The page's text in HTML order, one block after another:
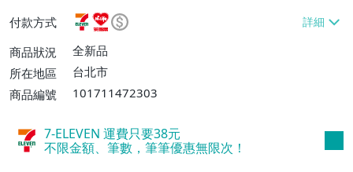
或消費滿$1298免運費】、7-ELEVEN取貨
不付款【免運費】、萊爾富取貨付款【單件
運費$60、滿5件或消費滿$1298免運
費】、宅配/貨運【單件運費$120、滿5件
付款方式
商品狀況
全新品
所在地區
台北市
商品編號
101711472303
7-ELEVEN 運費只要38元
不限金額、筆數，筆筆優惠無限次！